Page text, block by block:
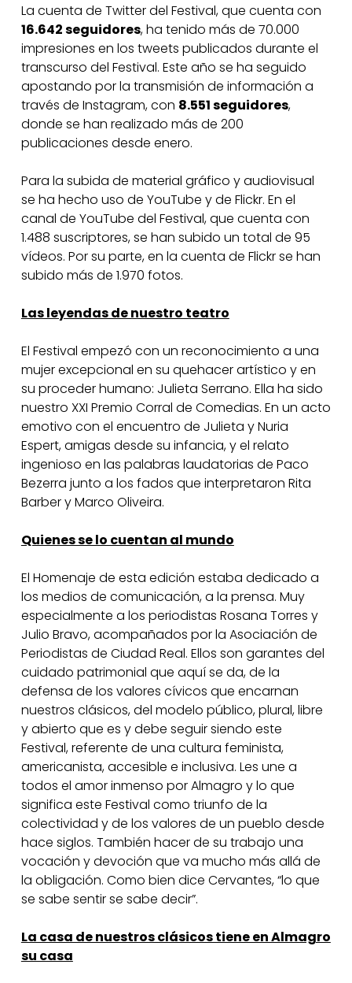
La cuenta de Twitter del Festival, que cuenta con
16.642 seguidores, ha tenido más de 70.000
impresiones en los tweets publicados durante el
transcurso del Festival. Este año se ha seguido
apostando por la transmisión de información a
través de Instagram, con 8.551 seguidores,
donde se han realizado más de 200
publicaciones desde enero.
Para la subida de material gráfico y audiovisual
se ha hecho uso de YouTube y de Flickr. En el
canal de YouTube del Festival, que cuenta con
1.488 suscriptores, se han subido un total de 95
vídeos. Por su parte, en la cuenta de Flickr se han
subido más de 1.970 fotos.
Las leyendas de nuestro teatro
El Festival empezó con un reconocimiento a una
mujer excepcional en su quehacer artístico y en
su proceder humano: Julieta Serrano. Ella ha sido
nuestro XXI Premio Corral de Comedias. En un acto
emotivo con el encuentro de Julieta y Nuria
Espert, amigas desde su infancia, y el relato
ingenioso en las palabras laudatorias de Paco
Bezerra junto a los fados que interpretaron Rita
Barber y Marco Oliveira.
Quienes se lo cuentan al mundo
El Homenaje de esta edición estaba dedicado a
los medios de comunicación, a la prensa. Muy
especialmente a los periodistas Rosana Torres y
Julio Bravo, acompañados por la Asociación de
Periodistas de Ciudad Real. Ellos son garantes del
cuidado patrimonial que aquí se da, de la
defensa de los valores cívicos que encarnan
nuestros clásicos, del modelo público, plural, libre
y abierto que es y debe seguir siendo este
Festival, referente de una cultura feminista,
americanista, accesible e inclusiva. Les une a
todos el amor inmenso por Almagro y lo que
significa este Festival como triunfo de la
colectividad y de los valores de un pueblo desde
hace siglos. También hacer de su trabajo una
vocación y devoción que va mucho más allá de
la obligación. Como bien dice Cervantes, “lo que
se sabe sentir se sabe decir”.
La casa de nuestros clásicos tiene en Almagro
su casa